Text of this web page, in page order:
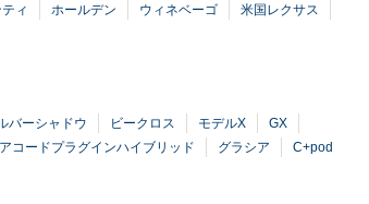
ィ ホールデン ウィネベーゴ
米国レクサス
バーシャドウ ビークロス モデルX
GX
アコードプラグインハイブリッド グラシア C+pod